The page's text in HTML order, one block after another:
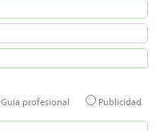
Guía profesional Publicidad